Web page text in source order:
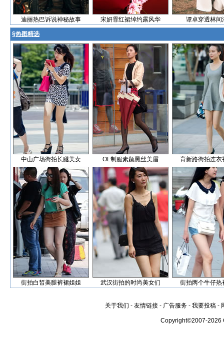
迪丽热巴诉说神秘故事 宋妍霏红裙绰约露风华 谭卓穿透林间
§热图精选
中山广场街拍长腿美女 OL制服素颜黑丝美眉 育新路街拍连衣
街拍白皙美腿裤裙姐姐 武汉街拍的时尚美女们 街拍两个牛仔热
关于我们 - 友情链接 - 广告服务 - 我要投稿 -
Copyright©2007-2026